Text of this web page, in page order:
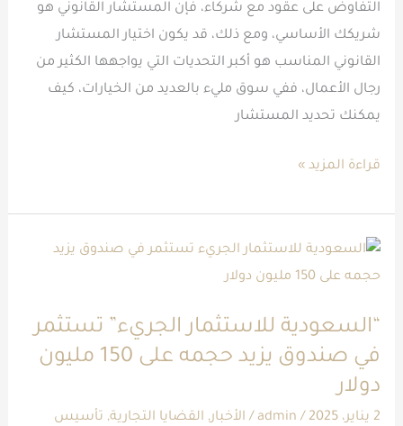
التفاوض على عقود مع شركاء، فإن المستشار القانوني هو
شريكك الأساسي، ومع ذلك، قد يكون اختيار المستشار
القانوني المناسب هو أكبر التحديات التي يواجهها الكثير من
رجال الأعمال، ففي سوق مليء بالعديد من الخيارات، كيف
يمكنك تحديد المستشار
قراءة المزيد »
“السعودية للاستثمار الجريء” تستثمر
في صندوق يزيد حجمه على 150 مليون
دولار
2 يناير، 2025 /
admin
/ الأخبار, القضايا التجارية, تأسيس
“السعودية
للاستثمار
تستثمر
في
صندوق
يزيد